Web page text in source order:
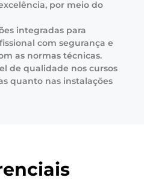
por meio do
integradas para
com segurança e
as normas técnicas.
de qualidade nos cursos
quanto nas instalações